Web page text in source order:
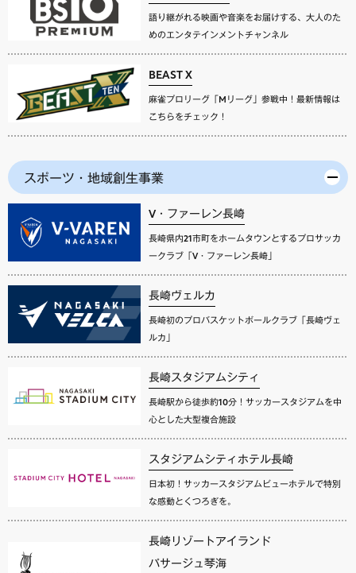
語り継がれる映画や音楽をお届けする、大人のた
めのエンタテインメントチャンネル
BEAST X
麻雀プロリーグ「Mリーグ」参戦中！最新情報は
こちらをチェック！
スポーツ・地域創生事業
V・ファーレン長崎
長崎県内21市町をホームタウンとするプロサッカ
ークラブ「V・ファーレン長崎」
長崎ヴェルカ
長崎初のプロバスケットボールクラブ「長崎ヴェ
ルカ」
長崎スタジアムシティ
長崎駅から徒歩約10分！サッカースタジアムを中
心とした大型複合施設
スタジアムシティホテル長崎
日本初！サッカースタジアムビューホテルで特別
な感動とくつろぎを。
長崎リゾートアイランド
パサージュ琴海